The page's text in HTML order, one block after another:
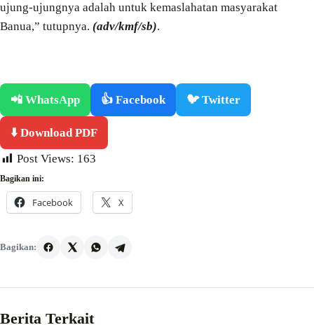
ujung-ujungnya adalah untuk kemaslahatan masyarakat
Banua,” tutupnya. (adv/kmf/sb).
📲 WhatsApp 👍 Facebook 🐦 Twitter
⬇️ Download PDF
Post Views: 163
Bagikan ini:
Facebook X
Bagikan:
Berita Terkait